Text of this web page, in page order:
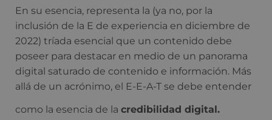
En su esencia, representa la (ya no, por la
inclusión de la E de experiencia en diciembre de
2022) tríada esencial que un contenido debe
poseer para destacar en medio de un panorama
digital saturado de contenido e información. Más
allá de un acrónimo, el E-E-A-T se debe entender
como la esencia de la credibilidad digital.